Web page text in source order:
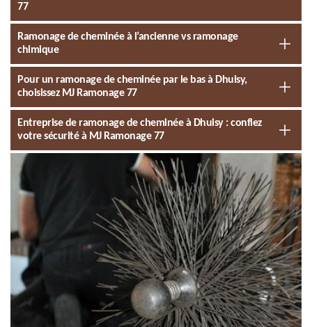
77
Ramonage de cheminée à l’ancienne vs ramonage
chimique
Pour un ramonage de cheminée par le bas à Dhuisy,
choisissez MJ Ramonage 77
Entreprise de ramonage de cheminée à Dhuisy : confiez
votre sécurité à MJ Ramonage 77